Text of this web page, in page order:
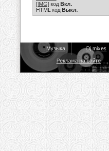
[IMG] код Вкл.
HTML код Выкл.
Музыка Dj mixes
Реклама на сайте